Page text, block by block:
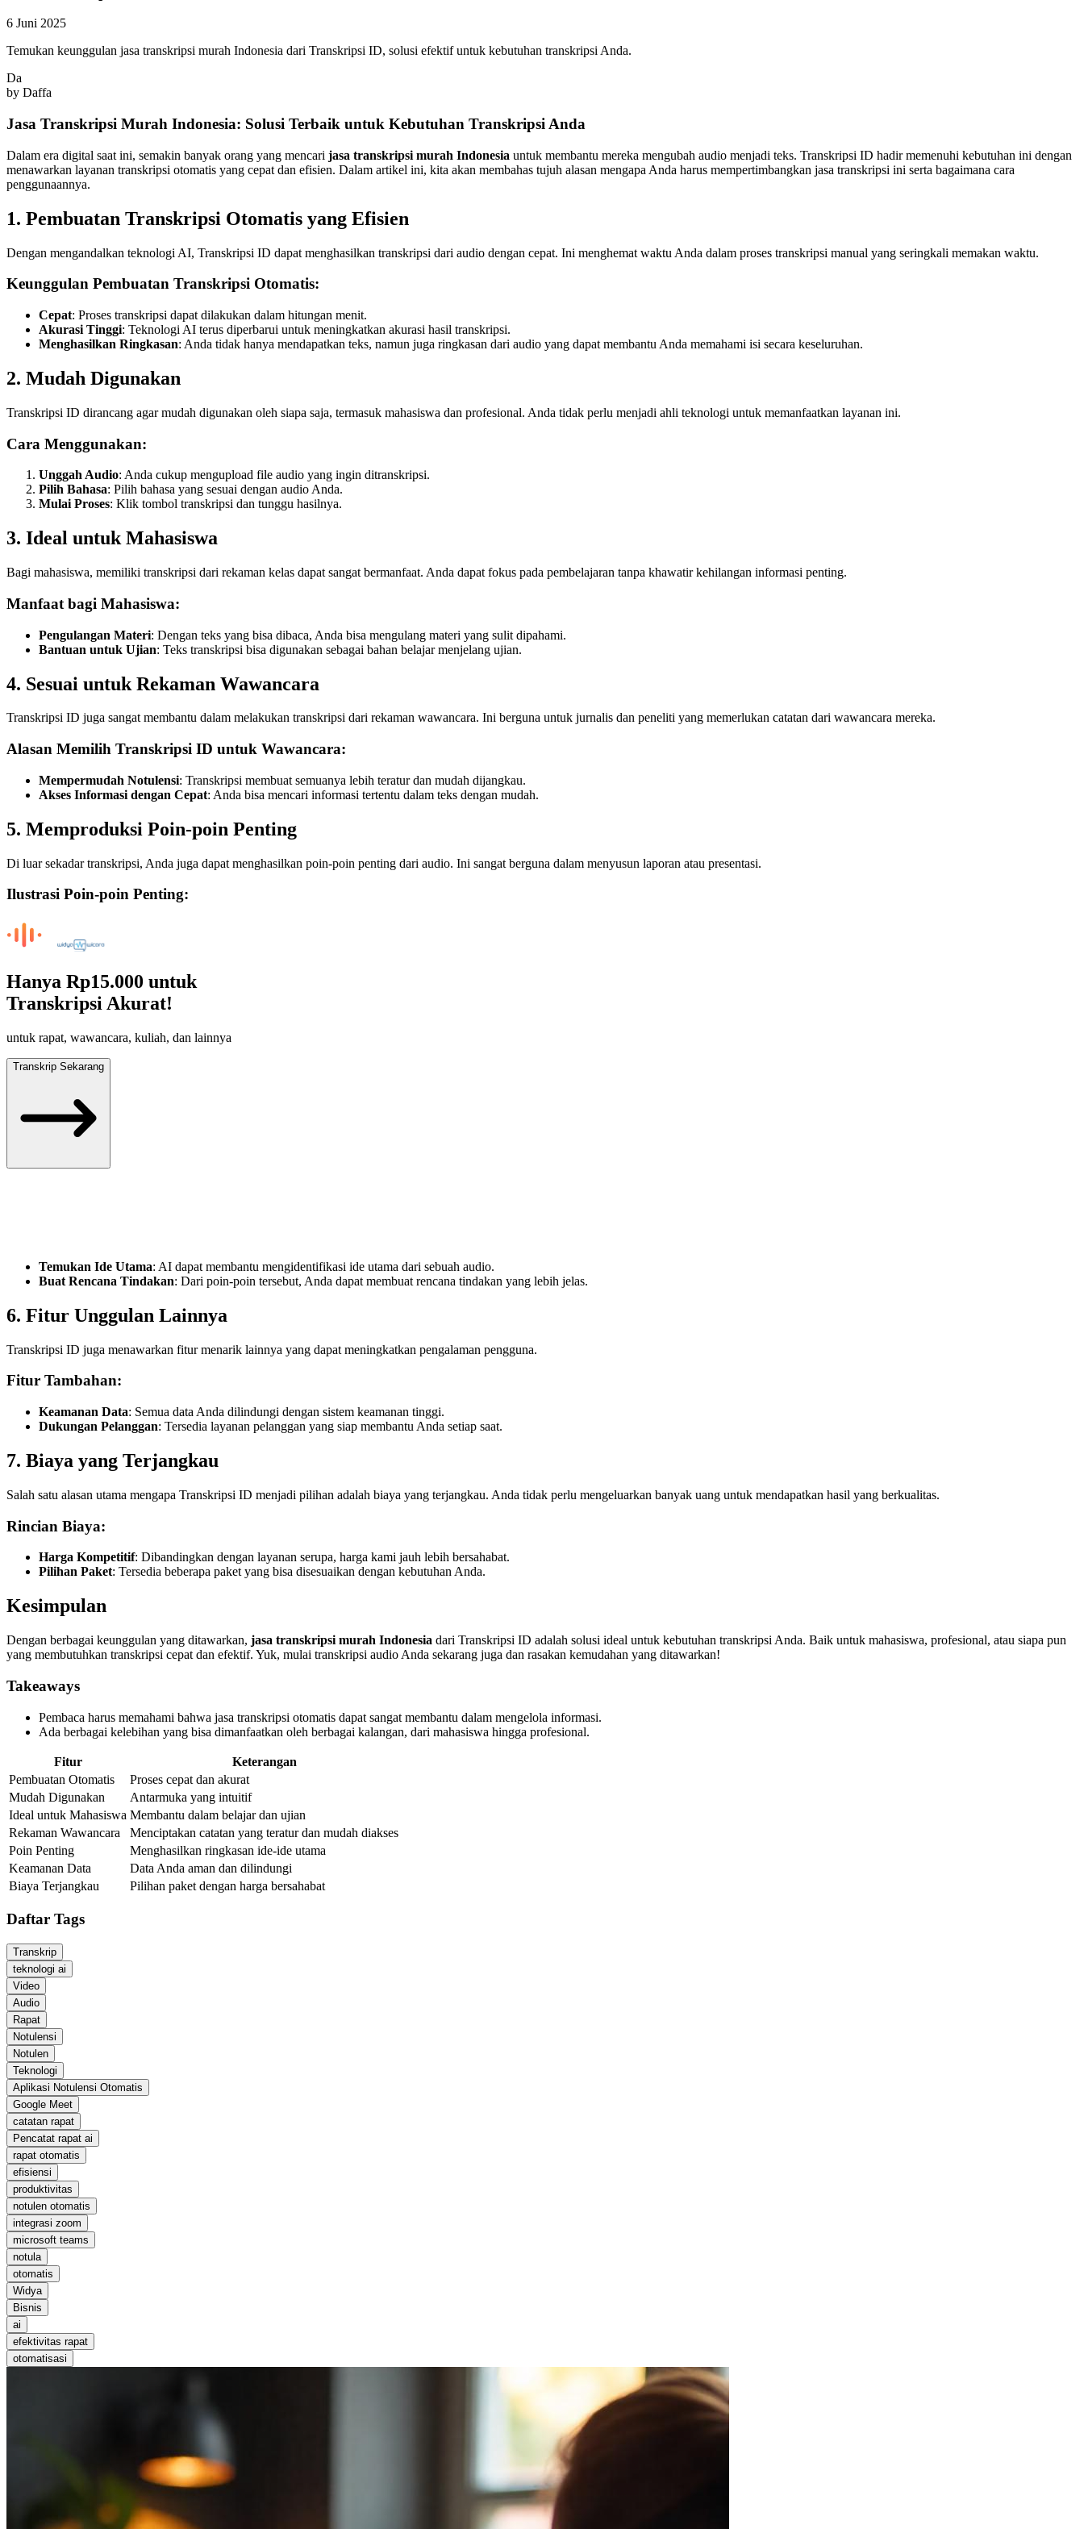
6 Juni 2025
Temukan keunggulan jasa transkripsi murah Indonesia dari Transkripsi ID, solusi efektif untuk kebutuhan transkripsi Anda.
Da
by Daffa
Jasa Transkripsi Murah Indonesia: Solusi Terbaik untuk Kebutuhan Transkripsi Anda
Dalam era digital saat ini, semakin banyak orang yang mencari jasa transkripsi murah Indonesia untuk membantu mereka mengubah audio menjadi teks. Transkripsi ID hadir memenuhi kebutuhan ini dengan
menawarkan layanan transkripsi otomatis yang cepat dan efisien. Dalam artikel ini, kita akan membahas tujuh alasan mengapa Anda harus mempertimbangkan jasa transkripsi ini serta bagaimana cara
penggunaannya.
1. Pembuatan Transkripsi Otomatis yang Efisien
Dengan mengandalkan teknologi AI, Transkripsi ID dapat menghasilkan transkripsi dari audio dengan cepat. Ini menghemat waktu Anda dalam proses transkripsi manual yang seringkali memakan waktu.
Keunggulan Pembuatan Transkripsi Otomatis:
Cepat: Proses transkripsi dapat dilakukan dalam hitungan menit.
Akurasi Tinggi: Teknologi AI terus diperbarui untuk meningkatkan akurasi hasil transkripsi.
Menghasilkan Ringkasan: Anda tidak hanya mendapatkan teks, namun juga ringkasan dari audio yang dapat membantu Anda memahami isi secara keseluruhan.
2. Mudah Digunakan
Transkripsi ID dirancang agar mudah digunakan oleh siapa saja, termasuk mahasiswa dan profesional. Anda tidak perlu menjadi ahli teknologi untuk memanfaatkan layanan ini.
Cara Menggunakan:
Unggah Audio: Anda cukup mengupload file audio yang ingin ditranskripsi.
Pilih Bahasa: Pilih bahasa yang sesuai dengan audio Anda.
Mulai Proses: Klik tombol transkripsi dan tunggu hasilnya.
3. Ideal untuk Mahasiswa
Bagi mahasiswa, memiliki transkripsi dari rekaman kelas dapat sangat bermanfaat. Anda dapat fokus pada pembelajaran tanpa khawatir kehilangan informasi penting.
Manfaat bagi Mahasiswa:
Pengulangan Materi: Dengan teks yang bisa dibaca, Anda bisa mengulang materi yang sulit dipahami.
Bantuan untuk Ujian: Teks transkripsi bisa digunakan sebagai bahan belajar menjelang ujian.
4. Sesuai untuk Rekaman Wawancara
Transkripsi ID juga sangat membantu dalam melakukan transkripsi dari rekaman wawancara. Ini berguna untuk jurnalis dan peneliti yang memerlukan catatan dari wawancara mereka.
Alasan Memilih Transkripsi ID untuk Wawancara:
Mempermudah Notulensi: Transkripsi membuat semuanya lebih teratur dan mudah dijangkau.
Akses Informasi dengan Cepat: Anda bisa mencari informasi tertentu dalam teks dengan mudah.
5. Memproduksi Poin-poin Penting
Di luar sekadar transkripsi, Anda juga dapat menghasilkan poin-poin penting dari audio. Ini sangat berguna dalam menyusun laporan atau presentasi.
Ilustrasi Poin-poin Penting:
Hanya Rp15.000 untuk
Transkripsi Akurat!
untuk rapat, wawancara, kuliah, dan lainnya
Transkrip Sekarang
Temukan Ide Utama: AI dapat membantu mengidentifikasi ide utama dari sebuah audio.
Buat Rencana Tindakan: Dari poin-poin tersebut, Anda dapat membuat rencana tindakan yang lebih jelas.
6. Fitur Unggulan Lainnya
Transkripsi ID juga menawarkan fitur menarik lainnya yang dapat meningkatkan pengalaman pengguna.
Fitur Tambahan:
Keamanan Data: Semua data Anda dilindungi dengan sistem keamanan tinggi.
Dukungan Pelanggan: Tersedia layanan pelanggan yang siap membantu Anda setiap saat.
7. Biaya yang Terjangkau
Salah satu alasan utama mengapa Transkripsi ID menjadi pilihan adalah biaya yang terjangkau. Anda tidak perlu mengeluarkan banyak uang untuk mendapatkan hasil yang berkualitas.
Rincian Biaya:
Harga Kompetitif: Dibandingkan dengan layanan serupa, harga kami jauh lebih bersahabat.
Pilihan Paket: Tersedia beberapa paket yang bisa disesuaikan dengan kebutuhan Anda.
Kesimpulan
Dengan berbagai keunggulan yang ditawarkan, jasa transkripsi murah Indonesia dari Transkripsi ID adalah solusi ideal untuk kebutuhan transkripsi Anda. Baik untuk mahasiswa, profesional, atau siapa pun
yang membutuhkan transkripsi cepat dan efektif. Yuk, mulai transkripsi audio Anda sekarang juga dan rasakan kemudahan yang ditawarkan!
Takeaways
Pembaca harus memahami bahwa jasa transkripsi otomatis dapat sangat membantu dalam mengelola informasi.
Ada berbagai kelebihan yang bisa dimanfaatkan oleh berbagai kalangan, dari mahasiswa hingga profesional.
Fitur
Keterangan
Pembuatan Otomatis
Proses cepat dan akurat
Mudah Digunakan
Antarmuka yang intuitif
Ideal untuk Mahasiswa Membantu dalam belajar dan ujian
Rekaman Wawancara
Menciptakan catatan yang teratur dan mudah diakses
Poin Penting
Menghasilkan ringkasan ide-ide utama
Keamanan Data
Data Anda aman dan dilindungi
Biaya Terjangkau
Pilihan paket dengan harga bersahabat
Daftar Tags
Transkrip
teknologi ai
Video
Audio
Rapat
Notulensi
Notulen
Teknologi
Aplikasi Notulensi Otomatis
Google Meet
catatan rapat
Pencatat rapat ai
rapat otomatis
efisiensi
produktivitas
notulen otomatis
integrasi zoom
microsoft teams
notula
otomatis
Widya
Bisnis
ai
efektivitas rapat
otomatisasi